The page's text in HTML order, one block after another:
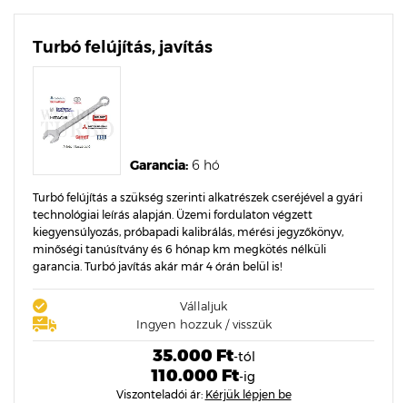
Turbó felújítás, javítás
Garancia: 6 hó
Turbó felújítás a szükség szerinti alkatrészek cseréjével a gyári
technológiai leírás alapján. Üzemi fordulaton végzett
kiegyensúlyozás, próbapadi kalibrálás, mérési jegyzőkönyv,
minőségi tanúsítvány és 6 hónap km megkötés nélküli
garancia. Turbó javítás akár már 4 órán belül is!
Vállaljuk
Ingyen hozzuk / visszük
35.000 Ft-tól
110.000 Ft-ig
Viszonteladói ár: Kérjük lépjen be